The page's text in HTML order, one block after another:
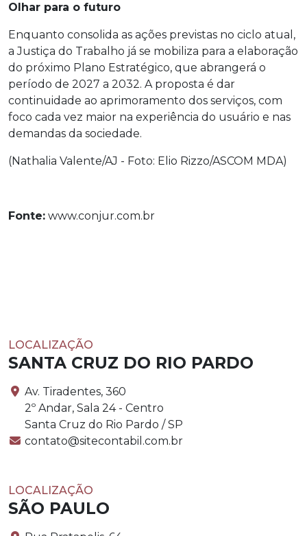
Olhar para o futuro
Enquanto consolida as ações previstas no ciclo atual,
a Justiça do Trabalho já se mobiliza para a elaboração
do próximo Plano Estratégico, que abrangerá o
período de 2027 a 2032. A proposta é dar
continuidade ao aprimoramento dos serviços, com
foco cada vez maior na experiência do usuário e nas
demandas da sociedade.
(Nathalia Valente/AJ - Foto: Elio Rizzo/ASCOM MDA)
Fonte: www.conjur.com.br
LOCALIZAÇÃO
SANTA CRUZ DO RIO PARDO
Av. Tiradentes, 360
2º Andar, Sala 24 - Centro
Santa Cruz do Rio Pardo / SP
contato@sitecontabil.com.br
LOCALIZAÇÃO
SÃO PAULO